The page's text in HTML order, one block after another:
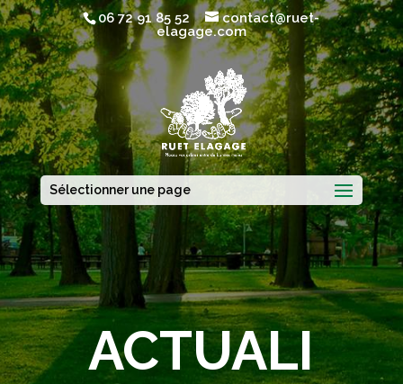
06 72 91 85 52
contact@ruet-
elagage.com
Sélectionner une page
ACTUALI